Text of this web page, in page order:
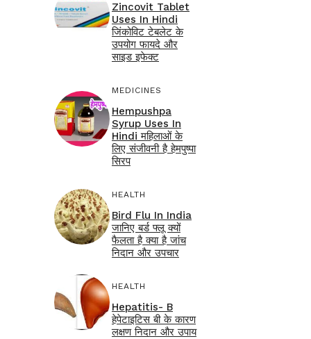
Zincovit Tablet
Uses In Hindi
जिंकोविट टेबलेट के
उपयोग फायदे और
साइड इफेक्ट
MEDICINES
Hempushpa
Syrup Uses In
Hindi महिलाओं के
लिए संजीवनी है हेमपुष्पा
सिरप
HEALTH
Bird Flu In India
जानिए बर्ड फ्लू क्यों
फैलता है क्या है जांच
निदान और उपचार
HEALTH
Hepatitis- B
हेपेटाइटिस बी के कारण
लक्षण निदान और उपाय